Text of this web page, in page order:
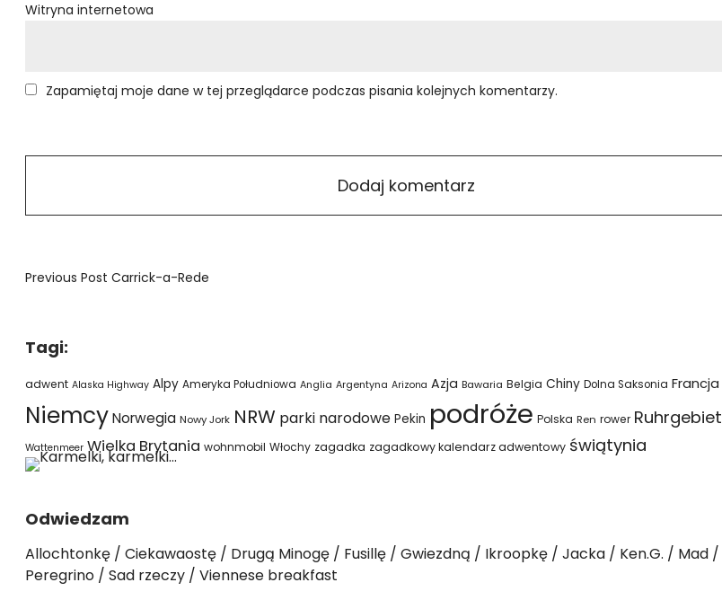
Witryna internetowa
Zapamiętaj moje dane w tej przeglądarce podczas pisania kolejnych komentarzy.
Previous Post Carrick-a-Rede
Tagi:
adwent Alaska Highway Alpy Ameryka Południowa Anglia Argentyna Arizona Azja Bawaria Belgia Chiny Dolna Saksonia Francja
NiemcyNorwegia Nowy Jork NRW parki narodowe Pekin podróże Polska Ren rower Ruhrgebiet
Wattenmeer Wielka Brytania wohnmobil Włochy zagadka zagadkowy kalendarz adwentowy świątynia
Odwiedzam
Allochtonkę Ciekawaostę Drugą Minogę Fusillę Gwiezdną Ikroopkę Jacka Ken.G. Mad
Peregrino
Sad rzeczy Viennese breakfast